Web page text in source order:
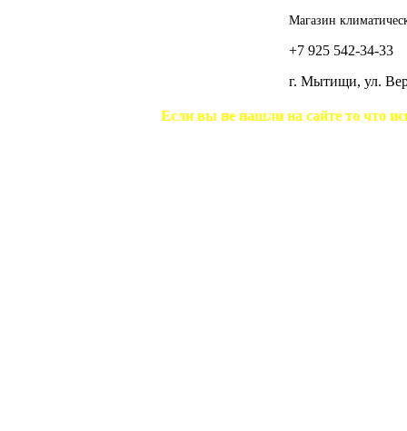
Магазин
+7 925 542-34-33
г. Мытищи, ул.
Если вы не нашли на сайте то что